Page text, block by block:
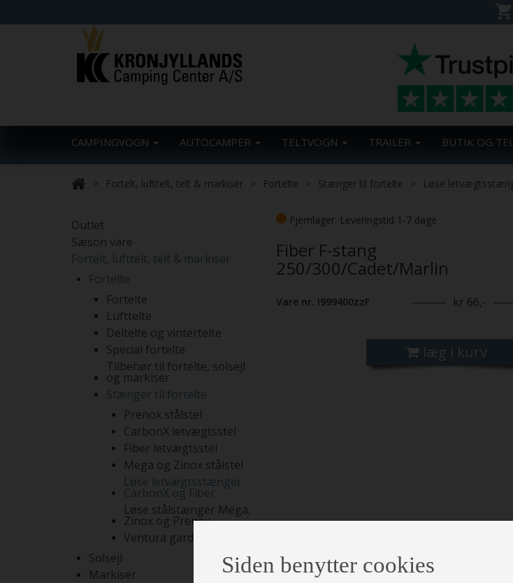
CAMPINGVOGN AUTOCAMPER TELTVOGN TRAILER BUTIK OG
Fortelt, lufttelt, telt & markiser Fortelte Stænger til fortelte Løse
Outlet
Sæson vare
Fortelt, lufttelt, telt & markiser
Fortelte
Fortelte
Lufttelte
Deltelte og vintertelte
Special fortelte
Tilbehør til fortelte, solsejl
og markiser
Stænger til fortelte
Prenox stålstel
CarbonX letvægtsstel
Fiber letvægtsstel
Mega og Zinox stålstel
Løse letvægtsstænger
CarbonX og Fiber
Løse stålstænger Mega,
Zinox og Prenox
Ventura gardinstænger
Solsejl
Markiser
Fjernlager. Leveringstid 1-7 dage
Fiber F-stang
250/300/Cadet/Marlin
Vare nr. I999400zzF kr 66,-
læg i kurv
Siden benytter cookies